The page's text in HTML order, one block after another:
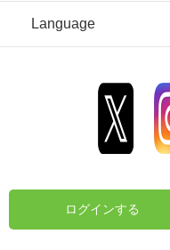
Language
ログインする